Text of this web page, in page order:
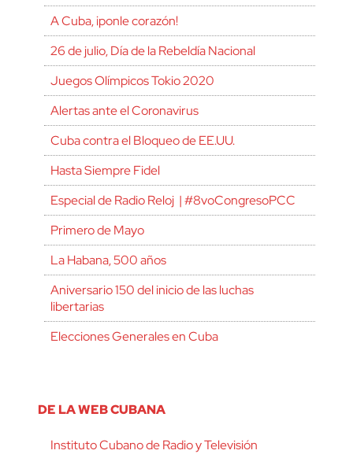
A Cuba, ¡ponle corazón!
26 de julio, Día de la Rebeldía Nacional
Juegos Olímpicos Tokio 2020
Alertas ante el Coronavirus
Cuba contra el Bloqueo de EE.UU.
Hasta Siempre Fidel
Especial de Radio Reloj | #8voCongresoPCC
Primero de Mayo
La Habana, 500 años
Aniversario 150 del inicio de las luchas
libertarias
Elecciones Generales en Cuba
DE LA WEB CUBANA
Instituto Cubano de Radio y Televisión